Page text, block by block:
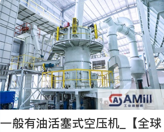
一般有油活塞式空压机_【全球